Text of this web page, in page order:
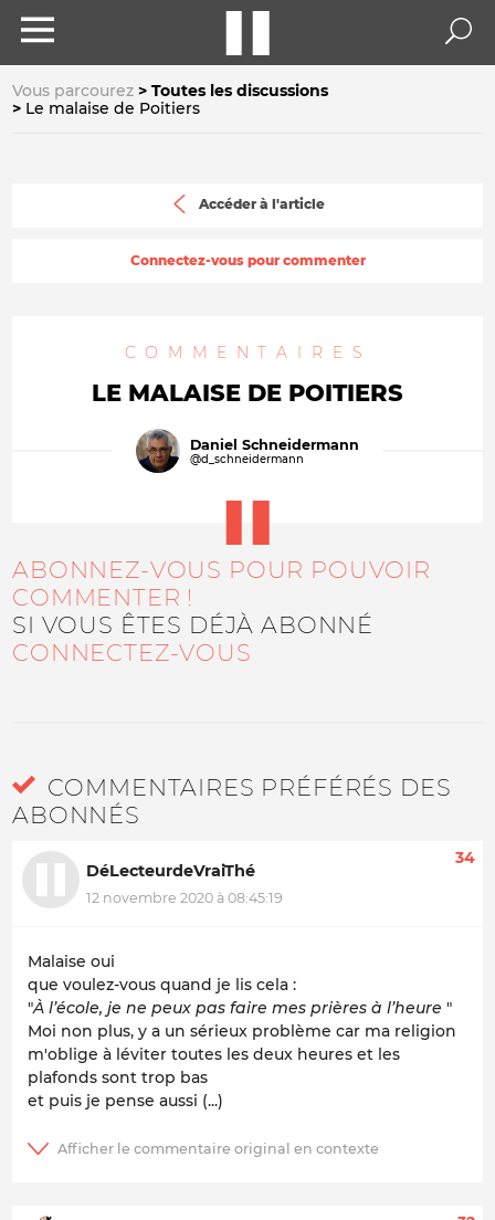
Vous parcourez
Toutes les discussions
Le malaise de Poitiers
Accéder à l'article
Connectez-vous pour commenter
COMMENTAIRES
LE MALAISE DE POITIERS
Daniel Schneidermann
@d_schneidermann
ABONNEZ-VOUS POUR POUVOIR
COMMENTER !
SI VOUS ÊTES DÉJÀ ABONNÉ
CONNECTEZ-VOUS
COMMENTAIRES PRÉFÉRÉS DES
ABONNÉS
DéLecteurdeVraiThé
12 novembre 2020 à 08:45:19
34
Malaise oui
que voulez-vous quand je lis cela :
"À l’école, je ne peux pas faire mes prières à l’heure "
Moi non plus, y a un sérieux problème car ma religion
m'oblige à léviter toutes les deux heures et les
plafonds sont trop bas
et puis je pense aussi (...)